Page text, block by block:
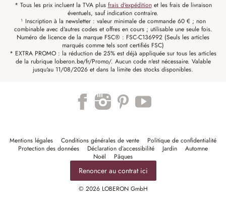
* Tous les prix incluent la TVA plus frais d'expéditionet les frais de livraison
éventuels, sauf indication contraire.
¹ Inscription à la newsletter : valeur minimale de commande 60 € ; non
combinable avec d'autres codes et offres en cours ; utilisable une seule fois.
Numéro de licence de la marque FSC® : FSC-C136992 (Seuls les articles
marqués comme tels sont certifiés FSC)
* EXTRA PROMO : la réduction de 25% est déjà appliquée sur tous les articles
de la rubrique loberon.be/fr/Promo/. Aucun code n'est nécessaire. Valable
jusqu'au 11/08/2026 et dans la limite des stocks disponibles.
Mentions légales Conditions générales de vente
Politique de confidentialité
Protection des données
Déclaration d’accessibilité Jardin
Automne
Noël
Pâques
Renoncer au contrat ici
© 2026 LOBERON GmbH